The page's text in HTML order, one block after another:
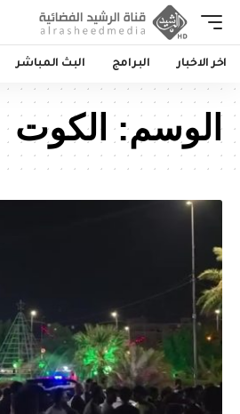
اخر الاخبار البرامج البث المباشر
الوسم: الكوت